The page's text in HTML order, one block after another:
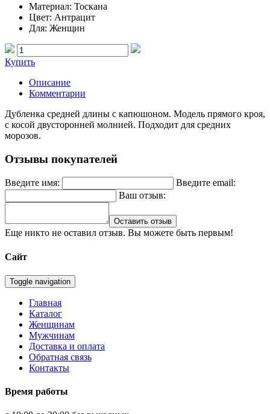
Материал: Тоскана
Цвет: Антрацит
Для: Женщин
Купить
Описание
Комментарии
Дубленка средней длины с капюшоном. Модель прямого кроя,
с косой двусторонней молнией. Подходит для средних
морозов.
Отзывы покупателей
Введите имя:
Введите email:
Ваш отзыв:
Оставить отзыв
Еще никто не оставил отзыв. Вы можете быть первым!
Сайт
Toggle navigation
Главная
Каталог
Женщинам
Мужчинам
Доставка и оплата
Обратная связь
Контакты
Время работы